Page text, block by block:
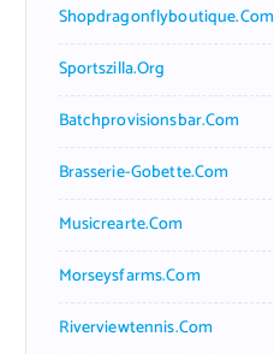
Shopdragonflyboutique.com
Sportszilla.org
Batchprovisionsbar.com
Brasserie-Gobette.com
Musicrearte.com
Morseysfarms.com
Riverviewtennis.com